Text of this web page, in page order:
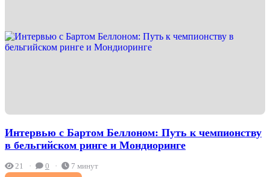
Интервью с Бартом Беллоном: Путь к чемпионству
в бельгийском ринге и Мондиоринге
21 0 7 минут